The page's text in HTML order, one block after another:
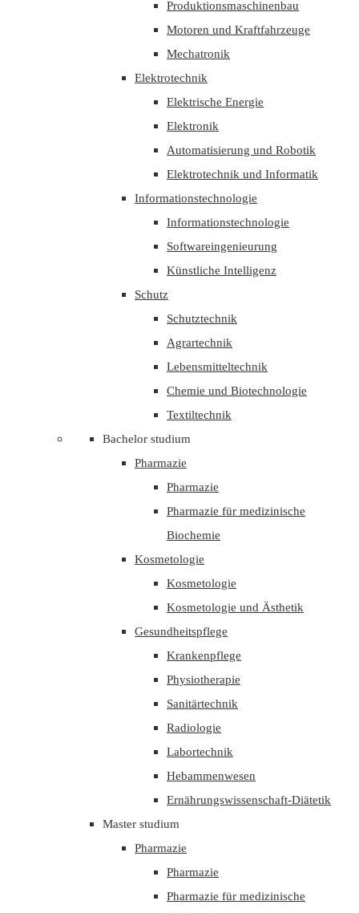
Produktionsmaschinenbau
Motoren und Kraftfahrzeuge
Mechatronik
Elektrotechnik
Elektrische Energie
Elektronik
Automatisierung und Robotik
Elektrotechnik und Informatik
Informationstechnologie
Informationstechnologie
Softwareingenieurung
Künstliche Intelligenz
Schutz
Schutztechnik
Agrartechnik
Lebensmitteltechnik
Chemie und Biotechnologie
Textiltechnik
Bachelor studium
Pharmazie
Pharmazie
Pharmazie für medizinische
Biochemie
Kosmetologie
Kosmetologie
Kosmetologie und Ästhetik
Gesundheitspflege
Krankenpflege
Physiotherapie
Sanitärtechnik
Radiologie
Labortechnik
Hebammenwesen
Ernährungswissenschaft-Diätetik
Master studium
Pharmazie
Pharmazie
Pharmazie für medizinische